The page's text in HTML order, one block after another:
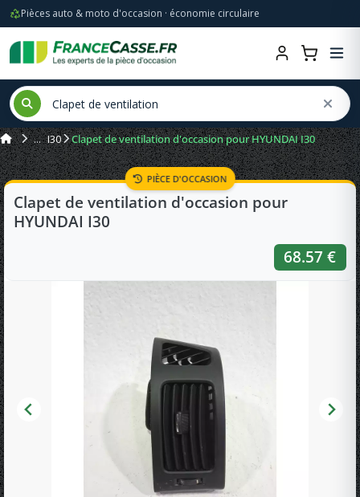
Pièces auto & moto d'occasion · économie circulaire
I30 Clapet de ventilation d'occasion pour HYUNDAI I30
PIÈCE D'OCCASION
Clapet de ventilation d'occasion pour
HYUNDAI I30
68.57 €